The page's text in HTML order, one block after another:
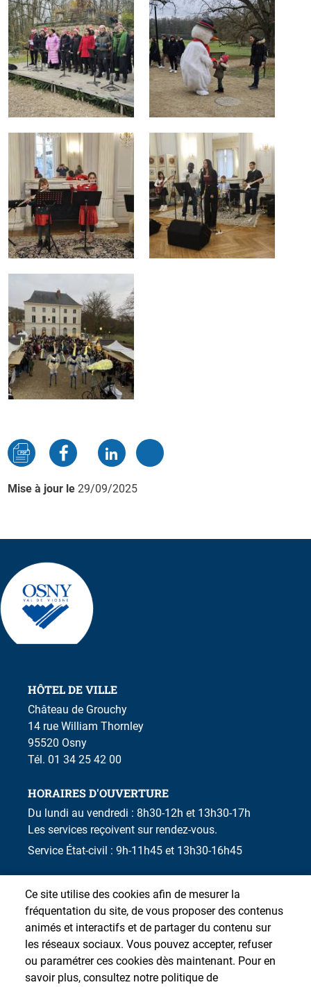
Mise à jour le 29/09/2025
HÔTEL DE VILLE
Château de Grouchy
14 rue William Thornley
95520 Osny
Tél. 01 34 25 42 00
HORAIRES D'OUVERTURE
Du lundi au vendredi : 8h30-12h et 13h30-17h
Les services reçoivent sur rendez-vous.
Service État-civil : 9h-11h45 et 13h30-16h45
Ce site utilise des cookies afin de mesurer la
fréquentation du site, de vous proposer des contenus
animés et interactifs et de partager du contenu sur
les réseaux sociaux. Vous pouvez accepter, refuser
ou paramétrer ces cookies dès maintenant. Pour en
savoir plus, consultez notre politique de